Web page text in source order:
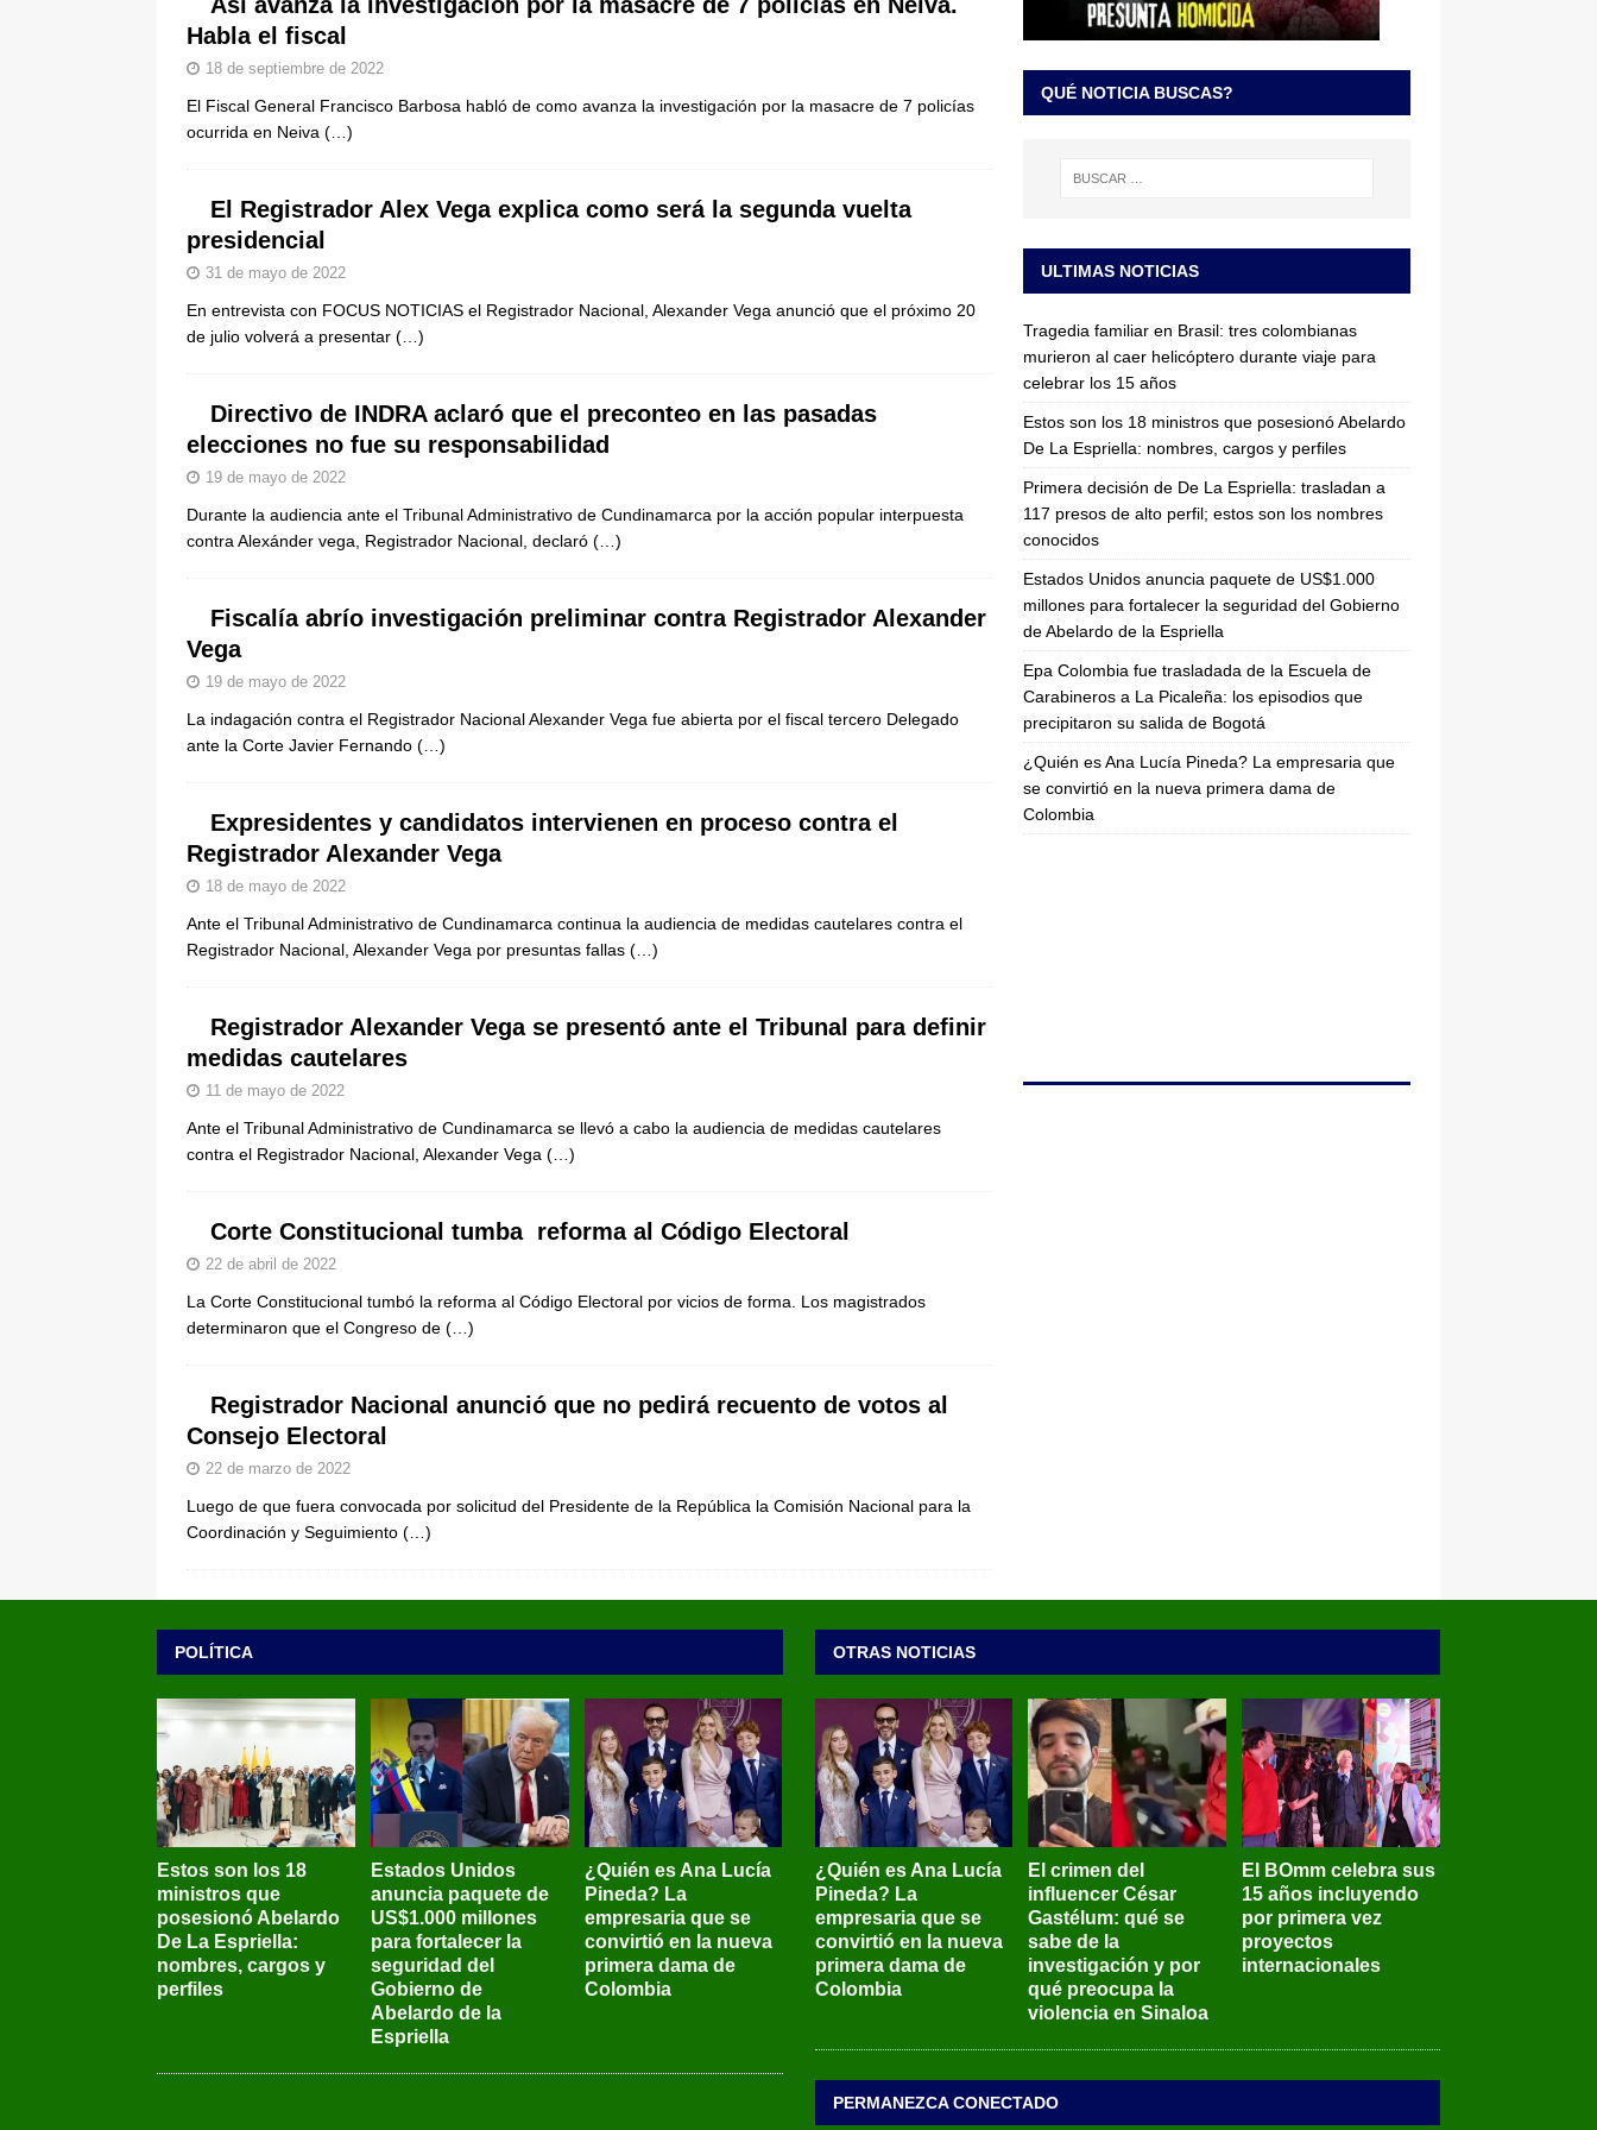
[ 8 de agosto de 2026 ] Epa Colombia fue trasladada de la Escuela de Carabineros a La Picaleña: los
episodios que precipitaron su salida de Bogotá
Habla el fiscal
18 de septiembre de 2022
El Fiscal General Francisco Barbosa habló de como avanza la investigación por la masacre de 7 policías
ocurrida en Neiva (…)
El Registrador Alex Vega explica como será la segunda vuelta
presidencial
31 de mayo de 2022
En entrevista con FOCUS NOTICIAS el Registrador Nacional, Alexander Vega anunció que el próximo 20
de julio volverá a presentar (…)
Directivo de INDRA aclaró que el preconteo en las pasadas
elecciones no fue su responsabilidad
19 de mayo de 2022
Durante la audiencia ante el Tribunal Administrativo de Cundinamarca por la acción popular interpuesta
contra Alexánder vega, Registrador Nacional, declaró (…)
Fiscalía abrío investigación preliminar contra Registrador Alexander
Vega
19 de mayo de 2022
La indagación contra el Registrador Nacional Alexander Vega fue abierta por el fiscal tercero Delegado
ante la Corte Javier Fernando (…)
Expresidentes y candidatos intervienen en proceso contra el
Registrador Alexander Vega
18 de mayo de 2022
Ante el Tribunal Administrativo de Cundinamarca continua la audiencia de medidas cautelares contra el
Registrador Nacional, Alexander Vega por presuntas fallas (…)
Registrador Alexander Vega se presentó ante el Tribunal para definir
medidas cautelares
11 de mayo de 2022
Ante el Tribunal Administrativo de Cundinamarca se llevó a cabo la audiencia de medidas cautelares
contra el Registrador Nacional, Alexander Vega (…)
Corte Constitucional tumba reforma al Código Electoral
22 de abril de 2022
La Corte Constitucional tumbó la reforma al Código Electoral por vicios de forma. Los magistrados
determinaron que el Congreso de (…)
Registrador Nacional anunció que no pedirá recuento de votos al
Consejo Electoral
22 de marzo de 2022
Luego de que fuera convocada por solicitud del Presidente de la República la Comisión Nacional para la
Coordinación y Seguimiento (…)
QUÉ NOTICIA BUSCAS?
ULTIMAS NOTICIAS
Tragedia familiar en Brasil: tres colombianas
murieron al caer helicóptero durante viaje para
celebrar los 15 años
Estos son los 18 ministros que posesionó Abelardo
De La Espriella: nombres, cargos y perfiles
Primera decisión de De La Espriella: trasladan a
117 presos de alto perfil; estos son los nombres
conocidos
Estados Unidos anuncia paquete de US$1.000
millones para fortalecer la seguridad del Gobierno
de Abelardo de la Espriella
Epa Colombia fue trasladada de la Escuela de
Carabineros a La Picaleña: los episodios que
precipitaron su salida de Bogotá
¿Quién es Ana Lucía Pineda? La empresaria que
se convirtió en la nueva primera dama de
Colombia
POLÍTICA
Estos son los 18
ministros que
posesionó Abelardo
De La Espriella:
nombres, cargos y
perfiles
Estados Unidos
anuncia paquete de
US$1.000 millones
para fortalecer la
seguridad del
Gobierno de
Abelardo de la
Espriella
¿Quién es Ana Lucía
Pineda? La
empresaria que se
convirtió en la nueva
primera dama de
Colombia
OTRAS NOTICIAS
¿Quién es Ana Lucía
Pineda? La
empresaria que se
convirtió en la nueva
primera dama de
Colombia
El crimen del
influencer César
Gastélum: qué se
sabe de la
investigación y por
qué preocupa la
violencia en Sinaloa
El BOmm celebra sus
15 años incluyendo
por primera vez
proyectos
internacionales
PERMANEZCA CONECTADO